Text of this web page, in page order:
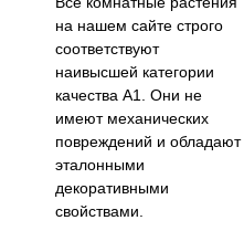
на нашем сайте строго
соответствуют
наивысшей категории
качества А1. Они не
имеют механических
повреждений и обладают
эталонными
декоративными
свойствами.